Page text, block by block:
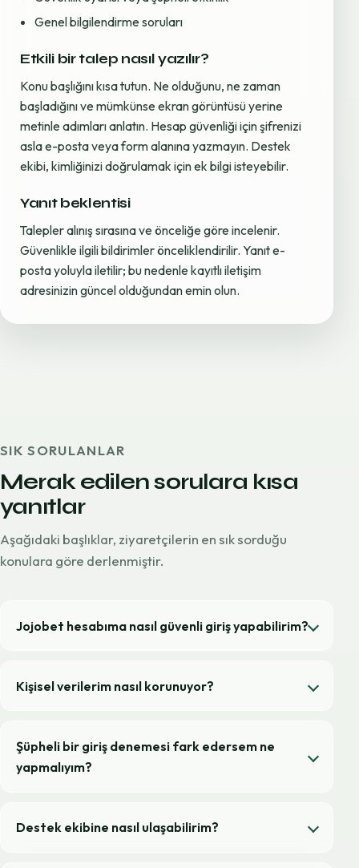
Genel bilgilendirme soruları
Etkili bir talep nasıl yazılır?
Konu başlığını kısa tutun. Ne olduğunu, ne zaman
başladığını ve mümkünse ekran görüntüsü yerine
metinle adımları anlatın. Hesap güvenliği için şifrenizi
asla e-posta veya form alanına yazmayın. Destek
ekibi, kimliğinizi doğrulamak için ek bilgi isteyebilir.
Yanıt beklentisi
Talepler alınış sırasına ve önceliğe göre incelenir.
Güvenlikle ilgili bildirimler önceliklendirilir. Yanıt e-
posta yoluyla iletilir; bu nedenle kayıtlı iletişim
adresinizin güncel olduğundan emin olun.
SIK SORULANLAR
Merak edilen sorulara kısa
yanıtlar
Aşağıdaki başlıklar, ziyaretçilerin en sık sorduğu
konulara göre derlenmiştir.
Jojobet hesabıma nasıl güvenli giriş yapabilirim?
Kişisel verilerim nasıl korunuyor?
Şüpheli bir giriş denemesi fark edersem ne
yapmalıyım?
Destek ekibine nasıl ulaşabilirim?